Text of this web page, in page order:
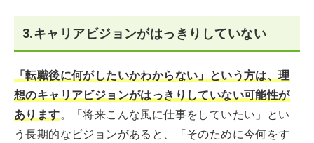
3.キャリアビジョンがはっきりしていない
「転職後に何がしたいかわからない」という方は、理
想のキャリアビジョンがはっきりしていない可能性が
あります。「将来こんな風に仕事をしていたい」とい
う長期的なビジョンがあると、「そのために今何をす